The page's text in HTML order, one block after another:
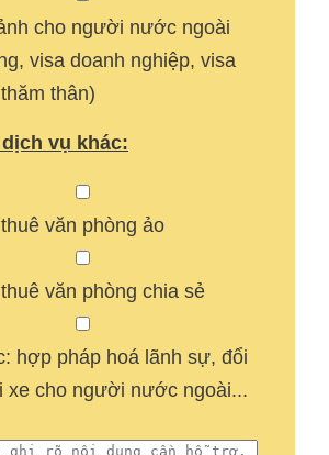
cho người nước ngoài
visa doanh nghiệp, visa
thân)
vụ khác:
văn phòng ảo
văn phòng chia sẻ
hợp pháp hoá lãnh sự, đổi
xe cho người nước ngoài...